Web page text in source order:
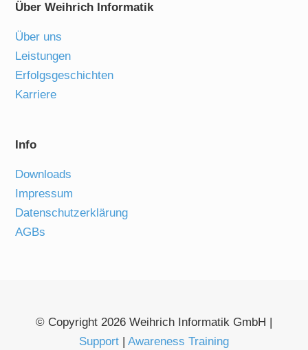
Über Weihrich Informatik
Über uns
Leistungen
Erfolgsgeschichten
Karriere
Info
Downloads
Impressum
Datenschutzerklärung
AGBs
© Copyright 2026 Weihrich Informatik GmbH |
Support
Awareness Training